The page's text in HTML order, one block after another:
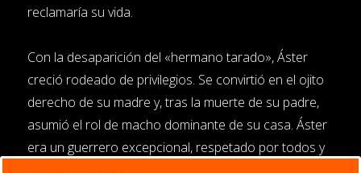
reclamaría su vida.
Con la desaparición del «hermano tarado», Áster
creció rodeado de privilegios. Se convirtió en el ojito
derecho de su madre y, tras la muerte de su padre,
asumió el rol de macho dominante de su casa. Áster
era un guerrero excepcional, respetado por todos y